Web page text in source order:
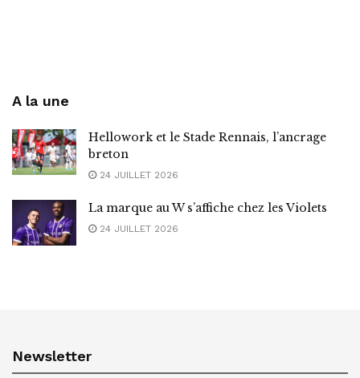
A la une
Hellowork et le Stade Rennais, l’ancrage
breton
24 JUILLET 2026
La marque au W s’affiche chez les Violets
24 JUILLET 2026
Newsletter